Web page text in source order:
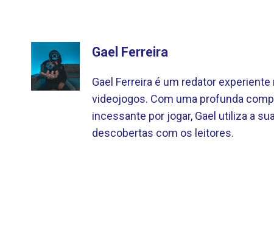
Gael Ferreira
Gael Ferreira é um redator
videojogos. Com uma profunda
incessante por jogar, Gael utiliza a
descobertas com os leitores.